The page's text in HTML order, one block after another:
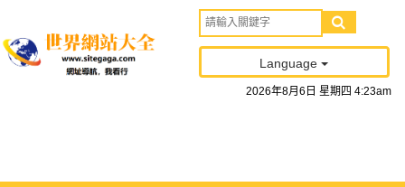
Language
2026年8月 6 日 星期四 4:23am